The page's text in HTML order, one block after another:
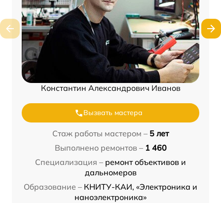
Константин Александрович Иванов
Вызвать мастера
Стаж работы мастером – 5 лет
Выполнено ремонтов – 1 460
Специализация – ремонт объективов и
дальномеров
Образование – КНИТУ-КАИ, «Электроника и
наноэлектроника»